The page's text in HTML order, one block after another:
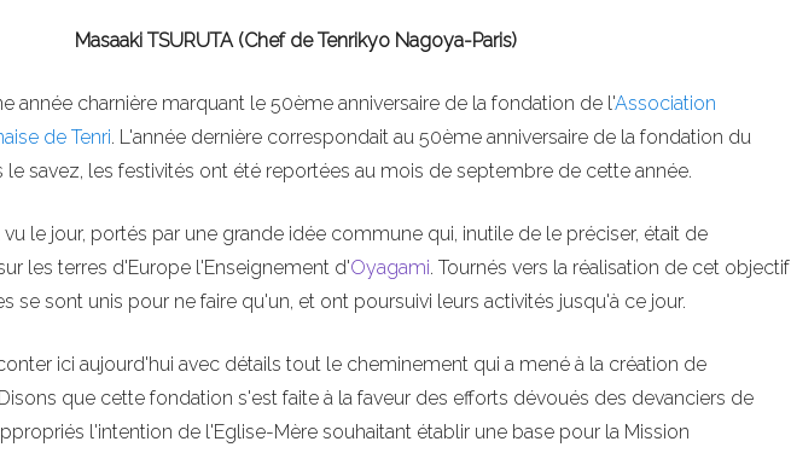
Masaaki TSURUTA (Chef de Tenrikyo Nagoya-Paris)
année charnière marquant le 50ème anniversaire de la fondation de l'Association
de Tenri. L'année dernière correspondait au 50ème anniversaire de la fondation du
le savez, les festivités ont été reportées au mois de septembre de cette année.
le jour, portés par une grande idée commune qui, inutile de le préciser, était de
les terres d'Europe l'Enseignement d'Oyagami. Tournés vers la réalisation de cet objectif
se sont unis pour ne faire qu'un, et ont poursuivi leurs activités jusqu'à ce jour.
ici aujourd'hui avec détails tout le cheminement qui a mené à la création de
que cette fondation s'est faite à la faveur des efforts dévoués des devanciers de
l'intention de l'Eglise-Mère souhaitant établir une base pour la Mission